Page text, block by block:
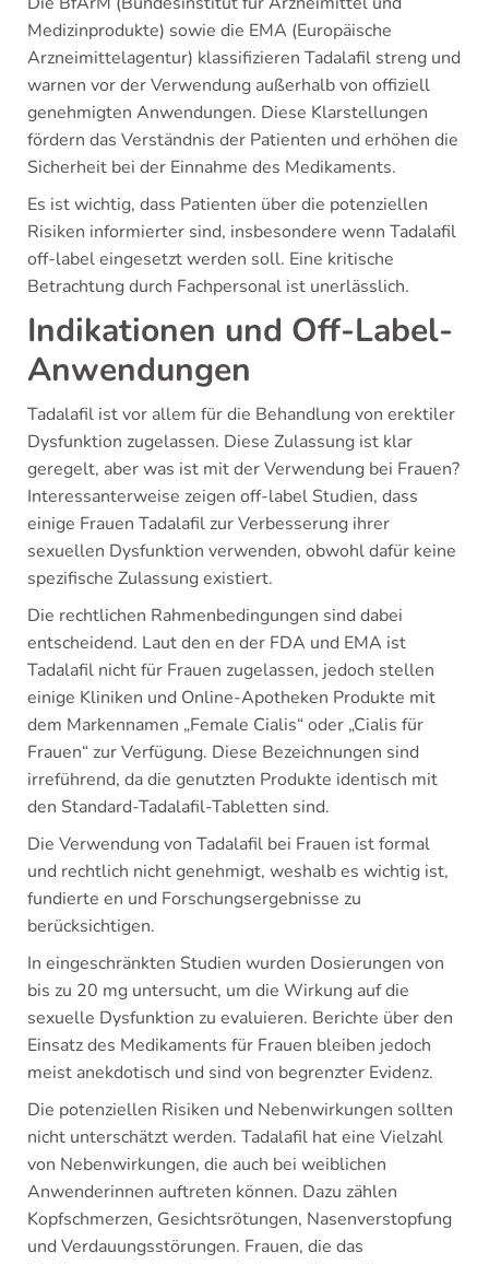
Medizinprodukte) sowie die EMA (Europäische
Arzneimittelagentur) klassifizieren Tadalafil streng und
warnen vor der Verwendung außerhalb von offiziell
genehmigten Anwendungen. Diese Klarstellungen
fördern das Verständnis der Patienten und erhöhen die
Sicherheit bei der Einnahme des Medikaments.
Es ist wichtig, dass Patienten über die potenziellen
Risiken informierter sind, insbesondere wenn Tadalafil
off-label eingesetzt werden soll. Eine kritische
Betrachtung durch Fachpersonal ist unerlässlich.
Indikationen und Off-Label-
Anwendungen
Tadalafil ist vor allem für die Behandlung von erektiler
Dysfunktion zugelassen. Diese Zulassung ist klar
geregelt, aber was ist mit der Verwendung bei Frauen?
Interessanterweise zeigen off-label Studien, dass
einige Frauen Tadalafil zur Verbesserung ihrer
sexuellen Dysfunktion verwenden, obwohl dafür keine
spezifische Zulassung existiert.
Die rechtlichen Rahmenbedingungen sind dabei
entscheidend. Laut den en der FDA und EMA ist
Tadalafil nicht für Frauen zugelassen, jedoch stellen
einige Kliniken und Online-Apotheken Produkte mit
dem Markennamen „Female Cialis“ oder „Cialis für
Frauen“ zur Verfügung. Diese Bezeichnungen sind
irreführend, da die genutzten Produkte identisch mit
den Standard-Tadalafil-Tabletten sind.
Die Verwendung von Tadalafil bei Frauen ist formal
und rechtlich nicht genehmigt, weshalb es wichtig ist,
fundierte en und Forschungsergebnisse zu
berücksichtigen.
In eingeschränkten Studien wurden Dosierungen von
bis zu 20 mg untersucht, um die Wirkung auf die
sexuelle Dysfunktion zu evaluieren. Berichte über den
Einsatz des Medikaments für Frauen bleiben jedoch
meist anekdotisch und sind von begrenzter Evidenz.
Die potenziellen Risiken und Nebenwirkungen sollten
nicht unterschätzt werden. Tadalafil hat eine Vielzahl
von Nebenwirkungen, die auch bei weiblichen
Anwenderinnen auftreten können. Dazu zählen
Kopfschmerzen, Gesichtsrötungen, Nasenverstopfung
und Verdauungsstörungen. Frauen, die das